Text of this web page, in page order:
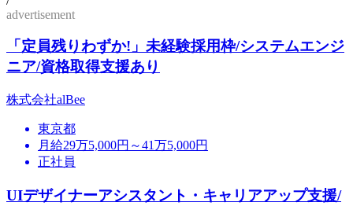
advertisement
「定員残りわずか!」未経験採用枠/システムエンジ
ニア/資格取得支援あり
株式会社alBee
東京都
月給29万5,000円～41万5,000円
正社員
UIデザイナーアシスタント・キャリアアップ支援/